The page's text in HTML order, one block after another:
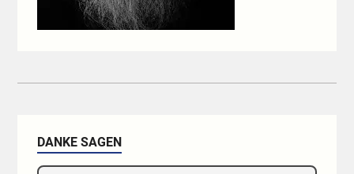
DANKE SAGEN